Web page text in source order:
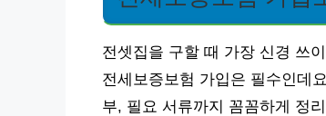
전셋집을 구할 때 가장 신경 쓰
전세보증보험 가입은 필수인데
부, 필요 서류까지 꼼꼼하게 정